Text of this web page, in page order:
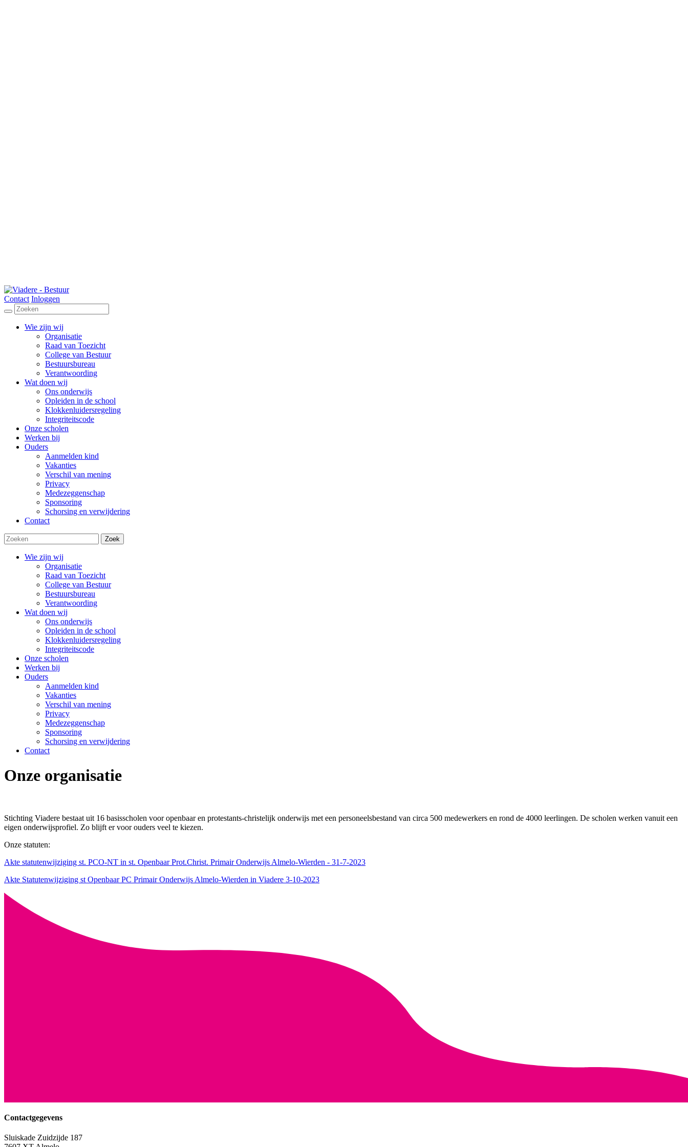
Contact Inloggen
Wie zijn wij
Organisatie
Raad van Toezicht
College van Bestuur
Bestuursbureau
Verantwoording
Wat doen wij
Ons onderwijs
Opleiden in de school
Klokkenluidersregeling
Integriteitscode
Onze scholen
Werken bij
Ouders
Aanmelden kind
Vakanties
Verschil van mening
Privacy
Medezeggenschap
Sponsoring
Schorsing en verwijdering
Contact
Zoek
Wie zijn wij
Organisatie
Raad van Toezicht
College van Bestuur
Bestuursbureau
Verantwoording
Wat doen wij
Ons onderwijs
Opleiden in de school
Klokkenluidersregeling
Integriteitscode
Onze scholen
Werken bij
Ouders
Aanmelden kind
Vakanties
Verschil van mening
Privacy
Medezeggenschap
Sponsoring
Schorsing en verwijdering
Contact
Onze organisatie
Stichting Viadere bestaat uit 16 basisscholen voor openbaar en protestants-christelijk onderwijs met een personeelsbestand van circa 500 medewerkers en rond de 4000 leerlingen. De scholen werken vanuit een
eigen onderwijsprofiel. Zo blijft er voor ouders veel te kiezen.
Onze statuten:
Akte statutenwijziging st. PCO-NT in st. Openbaar Prot.Christ. Primair Onderwijs Almelo-Wierden - 31-7-2023
Akte Statutenwijziging st Openbaar PC Primair Onderwijs Almelo-Wierden in Viadere 3-10-2023
Contactgegevens
Sluiskade Zuidzijde 187